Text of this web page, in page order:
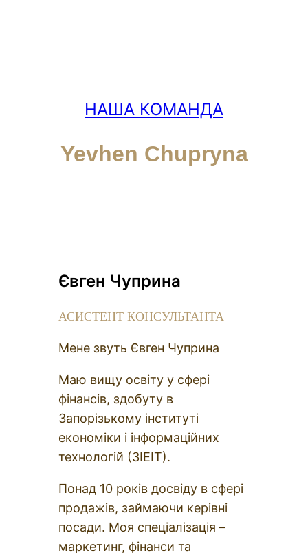
НАША КОМАНДА
Yevhen Chupryna
Євген Чуприна
АСИСТЕНТ КОНСУЛЬТАНТА
Мене звуть Євген Чуприна
Маю вищу освіту у сфері
фінансів, здобуту в
Запорізькому інституті
економіки і інформаційних
технологій (ЗІЕІТ).
Понад 10 років досвіду в сфері
продажів, займаючи керівні
посади. Моя спеціалізація –
маркетинг, фінанси та